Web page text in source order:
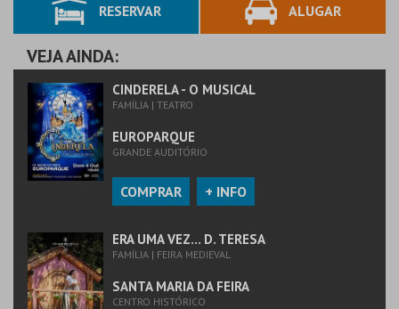
RESERVAR ALUGAR
VEJA AINDA:
CINDERELA - O MUSICAL
FAMÍLIA | TEATRO
EUROPARQUE
GRANDE AUDITÓRIO
COMPRAR + INFO
ERA UMA VEZ… D. TERESA
FAMÍLIA | FEIRA MEDIEVAL
SANTA MARIA DA FEIRA
CENTRO HISTÓRICO